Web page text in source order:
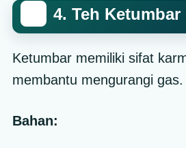
4. Teh Ketumbar
Ketumbar memiliki sifat
membantu mengurangi gas.
Bahan: